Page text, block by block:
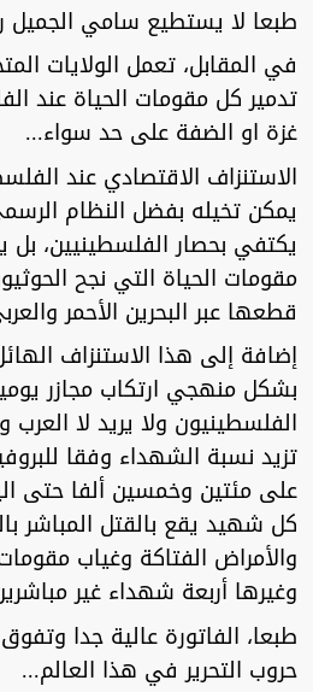
طبعا لا يستطيع سامي الجميل
في المقابل، تعمل الولايات
تدمير كل مقومات الحياة عند
غزة او الضفة على حد سواء...
الاستنزاف الاقتصادي عند
يمكن تخيله بفضل النظام
يكتفي بحصار الفلسطينيين، بل
مقومات الحياة التي نجح
قطعها عبر البحرين الأحمر
إضافة إلى هذا الاستنزاف
بشكل منهجي ارتكاب مجازر
الفلسطينيون ولا يريد لا العرب
تزيد نسبة الشهداء وفقا
على مئتين وخمسين ألفا حتى
كل شهيد يقع بالقتل المباشر
والأمراض الفتاكة وغياب
وغيرها أربعة شهداء غير
طبعا، الفاتورة عالية جدا
حروب التحرير في هذا العالم...